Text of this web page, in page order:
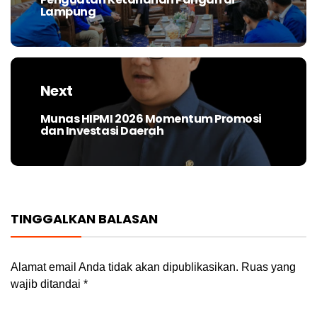
post:
Lampung
Next
Next
post:
Munas HIPMI 2026 Momentum Promosi
dan Investasi Daerah
TINGGALKAN BALASAN
Alamat email Anda tidak akan dipublikasikan. Ruas yang
wajib ditandai *